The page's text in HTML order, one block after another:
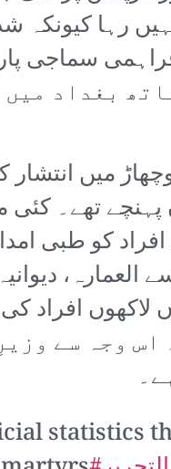
رہا کیونکہ
سماجی
افراد کے مارچ کے ساتھ
میں انتشار
تھے۔ کئی
کو طبی
افراد
تر افراد کی عمر 20 سال سے کم
statistics